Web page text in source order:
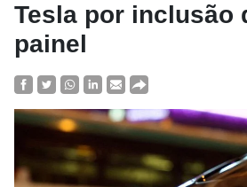
Tesla por inclusão
painel